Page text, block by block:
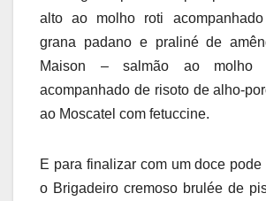
alto ao molho roti
grana padano e praliné de
Maison – salmão ao molho
acompanhado de risoto de alho-
ao Moscatel com fetuccine.
E para finalizar com um doce
o Brigadeiro cremoso brulée de